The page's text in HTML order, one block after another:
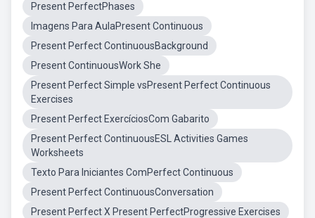
Present PerfectPhases
Imagens Para AulaPresent Continuous
Present Perfect ContinuousBackground
Present ContinuousWork She
Present Perfect Simple vsPresent Perfect Continuous
Exercises
Present Perfect ExercíciosCom Gabarito
Present Perfect ContinuousESL Activities Games
Worksheets
Texto Para Iniciantes ComPerfect Continuous
Present Perfect ContinuousConversation
Present Perfect X Present PerfectProgressive Exercises